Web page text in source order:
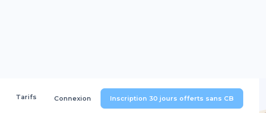
Tarifs Connexion Inscription 30 jours offerts sans CB